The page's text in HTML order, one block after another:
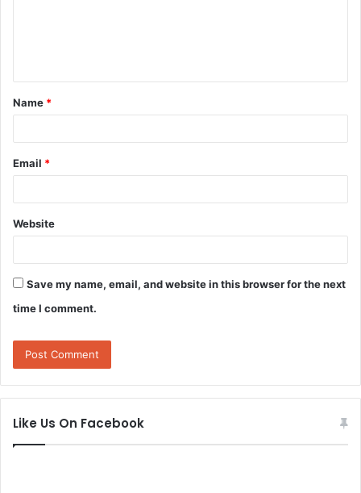
t
*
Name *
Email *
Website
Save my name, email, and website in this browser for the next
time I comment.
Like Us On Facebook